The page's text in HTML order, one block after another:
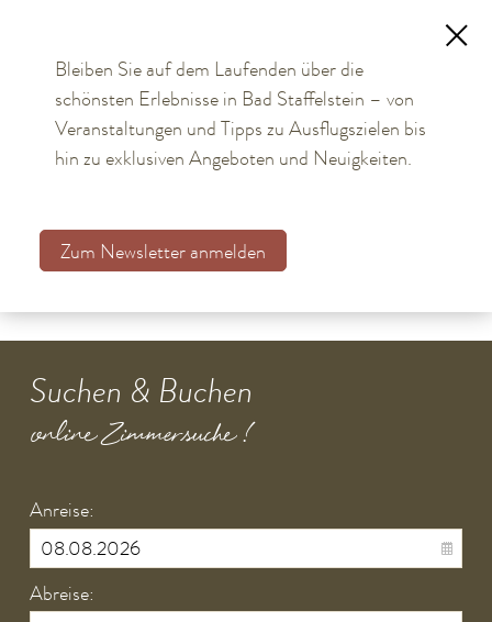
TOURISMUS
Aktuelles
Rathaus
Stadtteile
Service & Infos
Schadensmelder
Trinkwasser, Abwasser, Hochwasserschutz
Stadtplan
Bilder Adam-Riese-Halle
Suchen & Buchen
online Zimmersuche !
Anreise:
Abreise:
Bleiben Sie auf dem Laufenden über die
schönsten Erlebnisse in Bad Staffelstein – von
Veranstaltungen und Tipps zu Ausflugszielen bis
hin zu exklusiven Angeboten und Neuigkeiten.
Zum Newsletter anmelden